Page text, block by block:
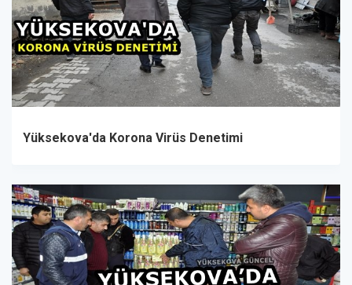
Yüksekova'da Korona Virüs Denetimi